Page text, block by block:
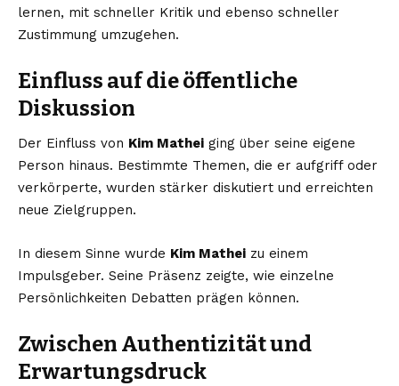
lernen, mit schneller Kritik und ebenso schneller
Zustimmung umzugehen.
Einfluss auf die öffentliche
Diskussion
Der Einfluss von Kim Mathei ging über seine eigene
Person hinaus. Bestimmte Themen, die er aufgriff oder
verkörperte, wurden stärker diskutiert und erreichten
neue Zielgruppen.
In diesem Sinne wurde Kim Mathei zu einem
Impulsgeber. Seine Präsenz zeigte, wie einzelne
Persönlichkeiten Debatten prägen können.
Zwischen Authentizität und
Erwartungsdruck